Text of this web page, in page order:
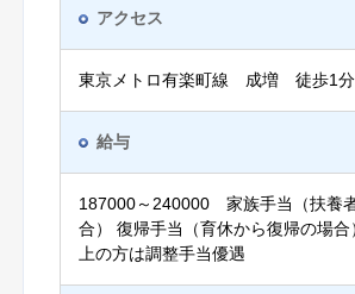
アクセス
東京メトロ有楽町線 成増 徒歩1分
給与
187000～240000 家族手当（扶養
合） 復帰手当（育休から復帰の場合
上の方は調整手当優遇